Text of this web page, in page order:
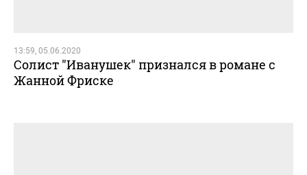
13:59, 05.06.2020
Солист "Иванушек" признался в романе с
Жанной Фриске